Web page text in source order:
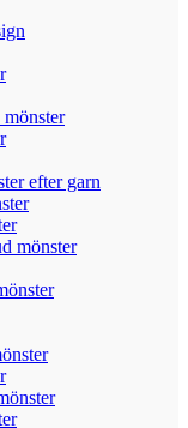
efter garn
mönster